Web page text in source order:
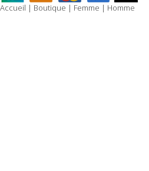
Accueil | Boutique | Femme | Homme